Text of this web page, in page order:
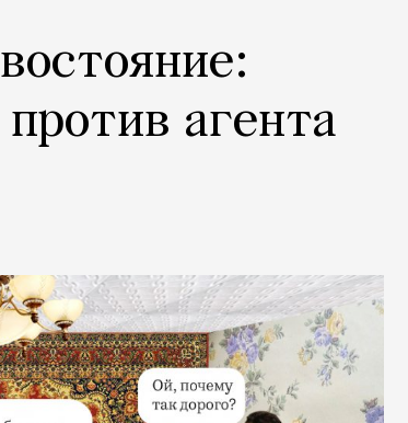
агента